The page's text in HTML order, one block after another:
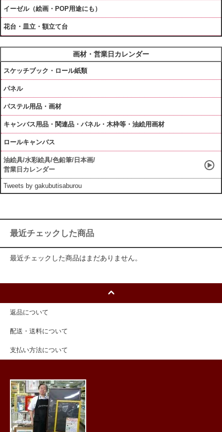
イーゼル（絵画・POP用途にも）
花台・皿立・額立て台
画材・営業日カレンダー
スケッチブック・ロール紙類
パネル
パステル用品・画材
キャンバス用品・関連品・パネル・木枠等・油絵用画材
ロールキャンバス
油絵具/水彩絵具/色鉛筆/日本画/
営業日カレンダー
Tweets by gakubutisaburou
最近チェックした商品
最近チェックした商品はまだありません。
返品について
配送・送料について
支払い方法について